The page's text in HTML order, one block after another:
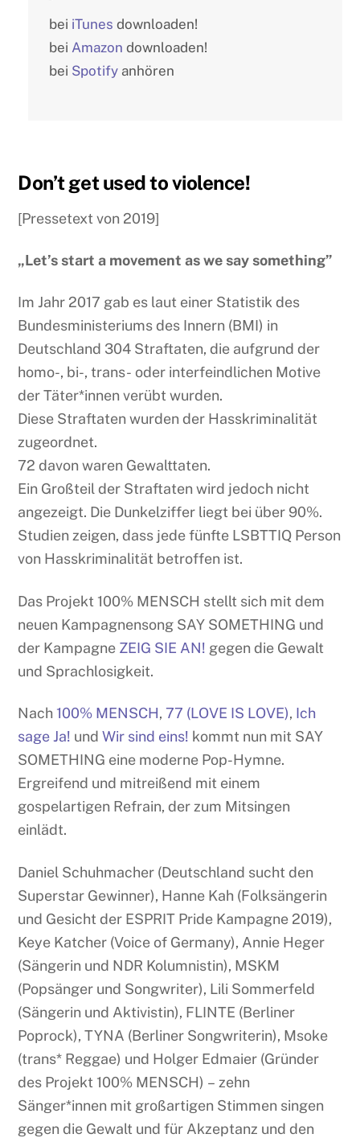
bei iTunes downloaden!
bei Amazon downloaden!
bei Spotifyanhören
Don’t get used to violence!
[Pressetext von 2019]
„Let’s start a movement as we say something”
Im Jahr 2017 gab es laut einer Statistik des
Bundesministeriums des Innern (BMI) in
Deutschland 304 Straftaten, die aufgrund der
homo-, bi-, trans- oder interfeindlichen Motive
der Täter*innen verübt wurden.
Diese Straftaten wurden der Hasskriminalität
zugeordnet.
72 davon waren Gewalttaten.
Ein Großteil der Straftaten wird jedoch nicht
angezeigt. Die Dunkelziffer liegt bei über 90%.
Studien zeigen, dass jede fünfte LSBTTIQ Person
von Hasskriminalität betroffen ist.
Das Projekt 100% MENSCH stellt sich mit dem
neuen Kampagnensong SAY SOMETHING und
der Kampagne ZEIG SIE AN! gegen die Gewalt
und Sprachlosigkeit.
Nach 100% MENSCH,77 (LOVE IS LOVE), Ich
sage Ja! undWir sind eins! kommt nun mit SAY
SOMETHING eine moderne Pop-Hymne.
Ergreifend und mitreißend mit einem
gospelartigen Refrain, der zum Mitsingen
einlädt.
Daniel Schuhmacher (Deutschland sucht den
Superstar Gewinner), Hanne Kah (Folksängerin
und Gesicht der ESPRIT Pride Kampagne 2019),
Keye Katcher (Voice of Germany), Annie Heger
(Sängerin und NDR Kolumnistin), MSKM
(Popsänger und Songwriter), Lili Sommerfeld
(Sängerin und Aktivistin), FLINTE (Berliner
Poprock), TYNA (Berliner Songwriterin), Msoke
(trans* Reggae) und Holger Edmaier (Gründer
des Projekt 100% MENSCH) – zehn
Sänger*innen mit großartigen Stimmen singen
gegen die Gewalt und für Akzeptanz und den